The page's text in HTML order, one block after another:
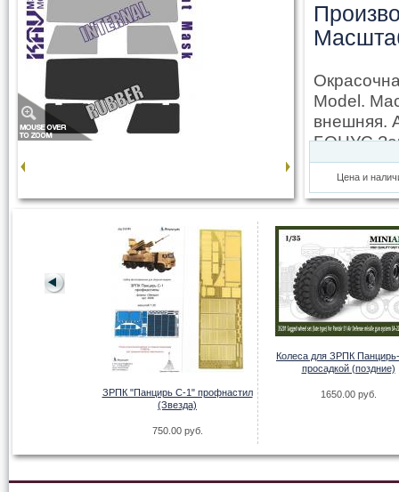
Model.
внешняя.
БОНУС
Цена и
ЗРПК "Панцирь С-1" профнастил
(Звезда)
750.00 руб.
Колеса для ЗРПК
просадкой (поздние)
1650.00 руб.